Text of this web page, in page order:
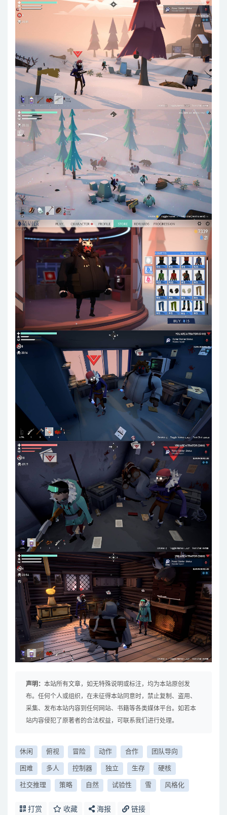
声明： 本站所有文章，如无特殊说明或标注，均为本站原创发
布。任何个人或组织，在未征得本站同意时，禁止复制、盗用、
采集、发布本站内容到任何网站、书籍等各类媒体平台。如若本
站内容侵犯了原著者的合法权益，可联系我们进行处理。
休闲 俯视 冒险 动作 合作 团队导向
困难 多人 控制器 独立 生存 硬核
社交推理 策略 自然 试验性 雪 风格化
打赏 收藏 海报 链接